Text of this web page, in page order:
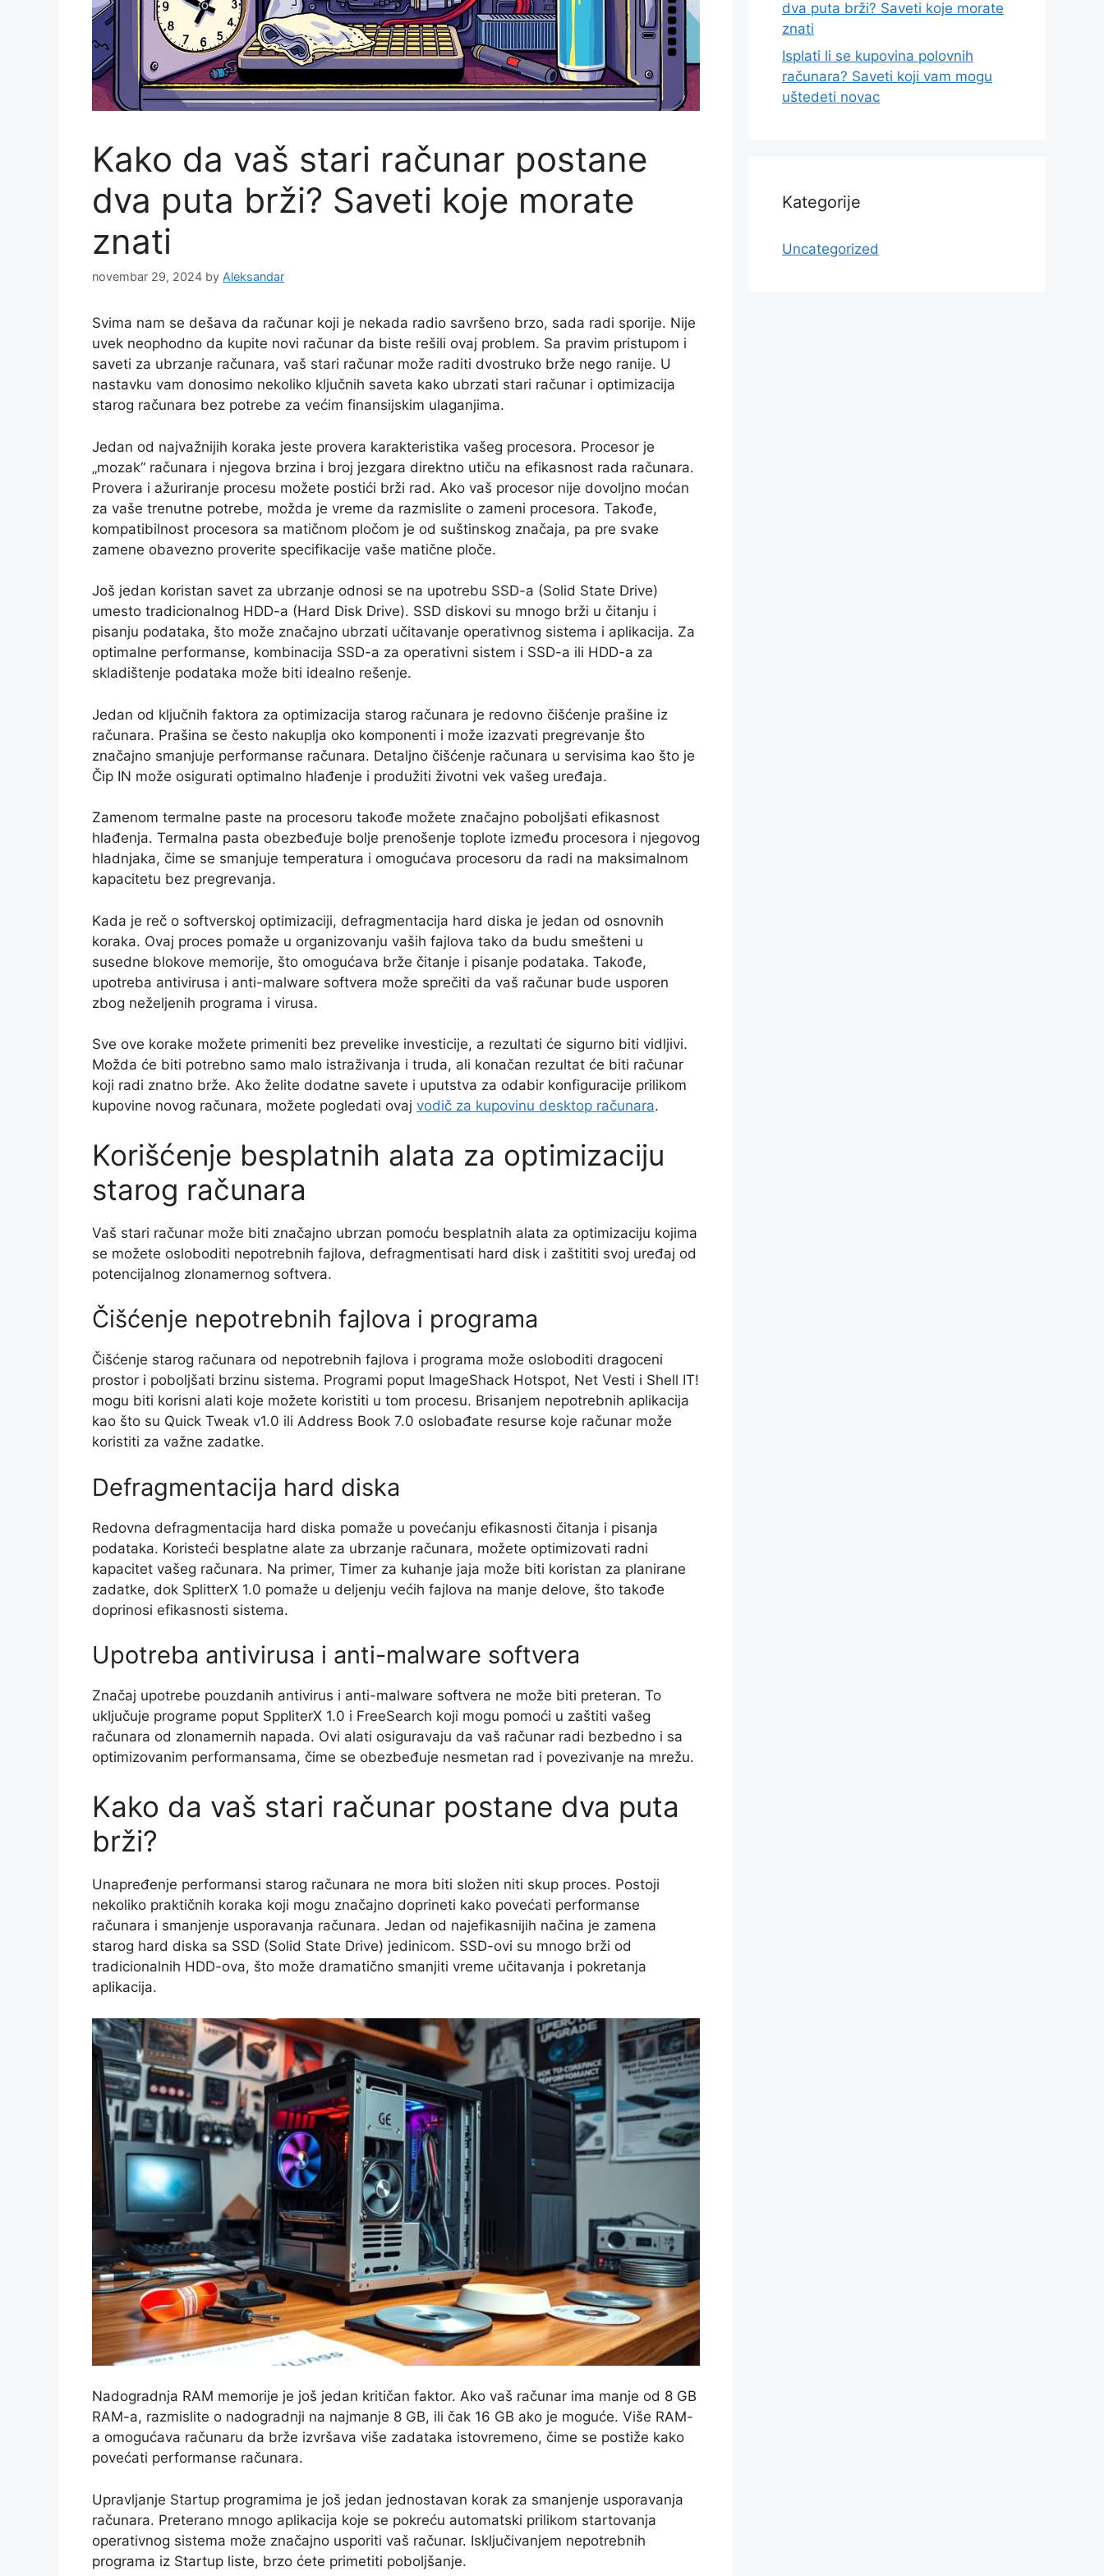
Kako da vaš stari računar postane
dva puta brži? Saveti koje morate
znati
novembar 29, 2024 by Aleksandar
Svima nam se dešava da računar koji je nekada radio savršeno brzo, sada radi sporije. Nije
uvek neophodno da kupite novi računar da biste rešili ovaj problem. Sa pravim pristupom i
saveti za ubrzanje računara, vaš stari računar može raditi dvostruko brže nego ranije. U
nastavku vam donosimo nekoliko ključnih saveta kako ubrzati stari računar i optimizacija
starog računara bez potrebe za većim finansijskim ulaganjima.
Jedan od najvažnijih koraka jeste provera karakteristika vašeg procesora. Procesor je
„mozak“ računara i njegova brzina i broj jezgara direktno utiču na efikasnost rada računara.
Provera i ažuriranje procesu možete postići brži rad. Ako vaš procesor nije dovoljno moćan
za vaše trenutne potrebe, možda je vreme da razmislite o zameni procesora. Takođe,
kompatibilnost procesora sa matičnom pločom je od suštinskog značaja, pa pre svake
zamene obavezno proverite specifikacije vaše matične ploče.
Još jedan koristan savet za ubrzanje odnosi se na upotrebu SSD-a (Solid State Drive)
umesto tradicionalnog HDD-a (Hard Disk Drive). SSD diskovi su mnogo brži u čitanju i
pisanju podataka, što može značajno ubrzati učitavanje operativnog sistema i aplikacija. Za
optimalne performanse, kombinacija SSD-a za operativni sistem i SSD-a ili HDD-a za
skladištenje podataka može biti idealno rešenje.
Jedan od ključnih faktora za optimizacija starog računara je redovno čišćenje prašine iz
računara. Prašina se često nakuplja oko komponenti i može izazvati pregrevanje što
značajno smanjuje performanse računara. Detaljno čišćenje računara u servisima kao što je
Čip IN može osigurati optimalno hlađenje i produžiti životni vek vašeg uređaja.
Zamenom termalne paste na procesoru takođe možete značajno poboljšati efikasnost
hlađenja. Termalna pasta obezbeđuje bolje prenošenje toplote između procesora i njegovog
hladnjaka, čime se smanjuje temperatura i omogućava procesoru da radi na maksimalnom
kapacitetu bez pregrevanja.
Kada je reč o softverskoj optimizaciji, defragmentacija hard diska je jedan od osnovnih
koraka. Ovaj proces pomaže u organizovanju vaših fajlova tako da budu smešteni u
susedne blokove memorije, što omogućava brže čitanje i pisanje podataka. Takođe,
upotreba antivirusa i anti-malware softvera može sprečiti da vaš računar bude usporen
zbog neželjenih programa i virusa.
Sve ove korake možete primeniti bez prevelike investicije, a rezultati će sigurno biti vidljivi.
Možda će biti potrebno samo malo istraživanja i truda, ali konačan rezultat će biti računar
koji radi znatno brže. Ako želite dodatne savete i uputstva za odabir konfiguracije prilikom
kupovine novog računara, možete pogledati ovaj vodič za kupovinu desktop računara.
Korišćenje besplatnih alata za optimizaciju
starog računara
Vaš stari računar može biti značajno ubrzan pomoću besplatnih alata za optimizaciju kojima
se možete osloboditi nepotrebnih fajlova, defragmentisati hard disk i zaštititi svoj uređaj od
potencijalnog zlonamernog softvera.
Čišćenje nepotrebnih fajlova i programa
Čišćenje starog računara od nepotrebnih fajlova i programa može osloboditi dragoceni
prostor i poboljšati brzinu sistema. Programi poput ImageShack Hotspot, Net Vesti i Shell IT!
mogu biti korisni alati koje možete koristiti u tom procesu. Brisanjem nepotrebnih aplikacija
kao što su Quick Tweak v1.0 ili Address Book 7.0 oslobađate resurse koje računar može
koristiti za važne zadatke.
Defragmentacija hard diska
Redovna defragmentacija hard diska pomaže u povećanju efikasnosti čitanja i pisanja
podataka. Koristeći besplatne alate za ubrzanje računara, možete optimizovati radni
kapacitet vašeg računara. Na primer, Timer za kuhanje jaja može biti koristan za planirane
zadatke, dok SplitterX 1.0 pomaže u deljenju većih fajlova na manje delove, što takođe
doprinosi efikasnosti sistema.
Upotreba antivirusa i anti-malware softvera
Značaj upotrebe pouzdanih antivirus i anti-malware softvera ne može biti preteran. To
uključuje programe poput SppliterX 1.0 i FreeSearch koji mogu pomoći u zaštiti vašeg
računara od zlonamernih napada. Ovi alati osiguravaju da vaš računar radi bezbedno i sa
optimizovanim performansama, čime se obezbeđuje nesmetan rad i povezivanje na mrežu.
Kako da vaš stari računar postane dva puta
brži?
Unapređenje performansi starog računara ne mora biti složen niti skup proces. Postoji
nekoliko praktičnih koraka koji mogu značajno doprineti kako povećati performanse
računara i smanjenje usporavanja računara. Jedan od najefikasnijih načina je zamena
starog hard diska sa SSD (Solid State Drive) jedinicom. SSD-ovi su mnogo brži od
tradicionalnih HDD-ova, što može dramatično smanjiti vreme učitavanja i pokretanja
aplikacija.
Nadogradnja RAM memorije je još jedan kritičan faktor. Ako vaš računar ima manje od 8 GB
RAM-a, razmislite o nadogradnji na najmanje 8 GB, ili čak 16 GB ako je moguće. Više RAM-
a omogućava računaru da brže izvršava više zadataka istovremeno, čime se postiže kako
povećati performanse računara.
Upravljanje Startup programima je još jedan jednostavan korak za smanjenje usporavanja
računara. Preterano mnogo aplikacija koje se pokreću automatski prilikom startovanja
operativnog sistema može značajno usporiti vaš računar. Isključivanjem nepotrebnih
programa iz Startup liste, brzo ćete primetiti poboljšanje.
dva puta brži? Saveti koje morate
znati
Isplati li se kupovina polovnih
računara? Saveti koji vam mogu
uštedeti novac
Kategorije
Uncategorized